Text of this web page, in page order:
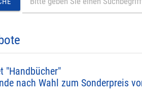
"Handbücher"
nach Wahl zum Sonderpreis